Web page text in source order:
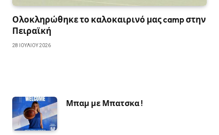
Ολοκληρώθηκε το καλοκαιρινό μας camp στην
Πειραϊκή
28 ΙΟΥΛΊΟΥ 2026
Μπαμ με Μπατσκα !